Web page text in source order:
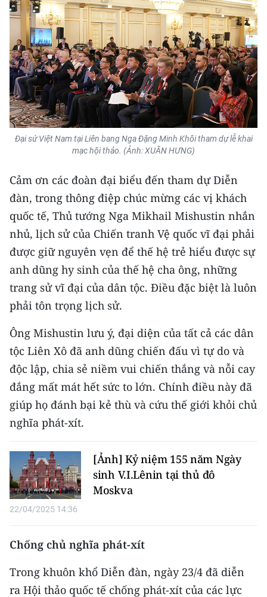
Đồng bằng sông Cửu Long
Chuyên trang Hà Nội
Chuyên trang TP. Hồ Chí Minh
CHUYÊN ĐỀ
CÁC CHUYÊN TRANG
VỀ BÁO NHÂN DÂN
THỜI NAY
NHÂN DÂN CUỐI TUẦN
NHÂN DÂN HẰNG THÁNG
MUA BÁO
ĐỌC BÁO IN
ENGLISH
中文
FRANÇAIS
РУССКИЙ
ESPAÑOL
한국어
Đại sứ Việt Nam tại Liên bang Nga Đặng Minh Khôi tham dự lễ khai
mạc hội thảo. (Ảnh: XUÂN HƯNG)
Cảm ơn các đoàn đại biểu đến tham dự Diễn
đàn, trong thông điệp chúc mừng các vị khách
quốc tế, Thủ tướng Nga Mikhail Mishustin nhắn
nhủ, lịch sử của Chiến tranh Vệ quốc vĩ đại phải
được giữ nguyên vẹn để thế hệ trẻ hiểu được sự
anh dũng hy sinh của thế hệ cha ông, những
trang sử vĩ đại của dân tộc. Điều đặc biệt là luôn
phải tôn trọng lịch sử.
Ông Mishustin lưu ý, đại diện của tất cả các dân
tộc Liên Xô đã anh dũng chiến đấu vì tự do và
độc lập, chia sẻ niềm vui chiến thắng và nỗi cay
đắng mất mát hết sức to lớn. Chính điều này đã
giúp họ đánh bại kẻ thù và cứu thế giới khỏi chủ
nghĩa phát-xít.
[Ảnh] Kỷ niệm 155 năm Ngày
sinh V.I.Lênin tại thủ đô
Moskva
22/04/2025 14:36
Chống chủ nghĩa phát-xít
Trong khuôn khổ Diễn đàn, ngày 23/4 đã diễn
ra Hội thảo quốc tế chống phát-xít của các lực